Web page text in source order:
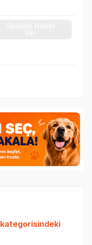
kategorisindeki